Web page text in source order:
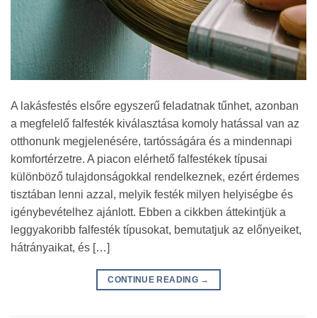
A lakásfestés elsőre egyszerű feladatnak tűnhet, azonban
a megfelelő falfesték kiválasztása komoly hatással van az
otthonunk megjelenésére, tartósságára és a mindennapi
komfortérzetre. A piacon elérhető falfestékek típusai
különböző tulajdonságokkal rendelkeznek, ezért érdemes
tisztában lenni azzal, melyik festék milyen helyiségbe és
igénybevételhez ajánlott. Ebben a cikkben áttekintjük a
leggyakoribb falfesték típusokat, bemutatjuk az előnyeiket,
hátrányaikat, és […]
CONTINUE READING →